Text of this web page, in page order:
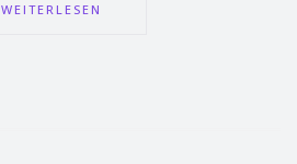
WEITERLESEN